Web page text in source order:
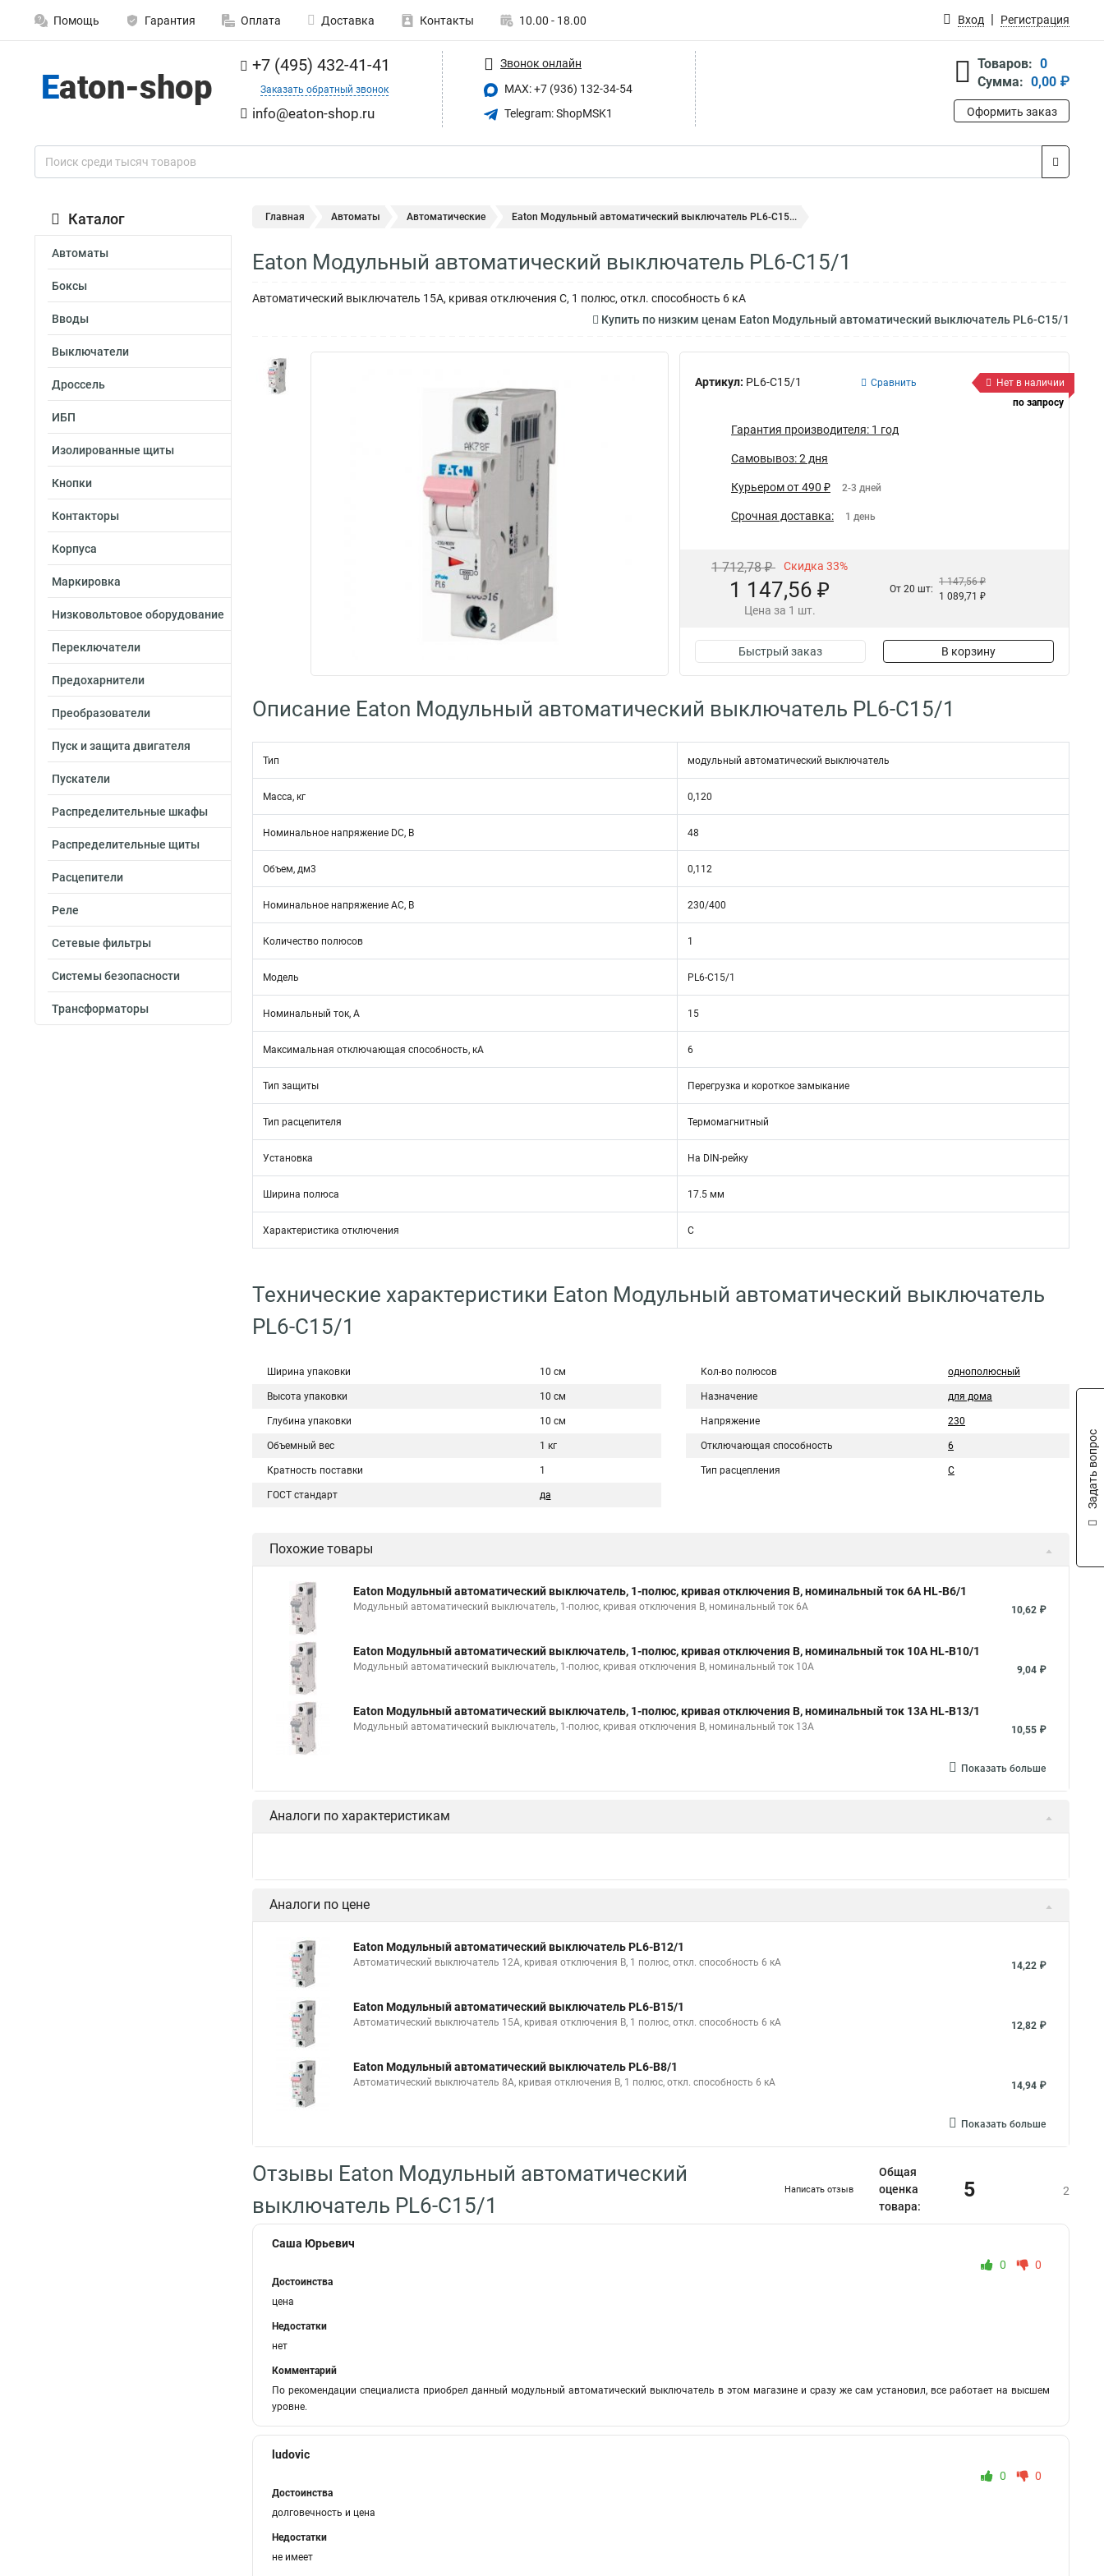
Помощь Гарантия Оплата Доставка Контакты 10.00 - 18.00 Вход Регистрация
+7 (495) 432-41-41
Заказать обратный звонок
info@eaton-shop.ru
Звонок онлайн
MAX: +7 (936) 132-34-54
Telegram: ShopMSK1
Товаров: 0
Сумма: 0,00 ₽
Оформить заказ
Каталог
Автоматы
Боксы
Вводы
Выключатели
Дроссель
ИБП
Изолированные щиты
Кнопки
Контакторы
Корпуса
Маркировка
Низковольтовое оборудование
Переключатели
Предохарнители
Преобразователи
Пуск и защита двигателя
Пускатели
Распределительные шкафы
Распределительные щиты
Расцепители
Реле
Сетевые фильтры
Системы безопасности
Трансформаторы
Главная Автоматы Автоматические Eaton Модульный автоматический выключатель PL6-C15...
Eaton Модульный автоматический выключатель PL6-C15/1
Автоматический выключатель 15А, кривая отключения C, 1 полюс, откл. способность 6 кА
Купить по низким ценам Eaton Модульный автоматический выключатель PL6-C15/1
Артикул: PL6-C15/1 Сравнить
Нет в наличии
по запросу
Гарантия производителя: 1 год
Самовывоз: 2 дня
Курьером от 490 ₽ 2-3 дней
Срочная доставка: 1 день
1 712,78 ₽ Скидка 33%
1 147,56 ₽
Цена за 1 шт.
От 20 шт:
1 147,56 ₽
1 089,71 ₽
Быстрый заказ В корзину
Описание Eaton Модульный автоматический выключатель PL6-C15/1
Тип модульный автоматический выключатель
Масса, кг 0,120
Номинальное напряжение DC, В 48
Объем, дм3 0,112
Номинальное напряжение АС, В 230/400
Количество полюсов 1
Модель PL6-C15/1
Номинальный ток, А 15
Максимальная отключающая способность, кА 6
Тип защиты Перегрузка и короткое замыкание
Тип расцепителя Термомагнитный
Установка На DIN-рейку
Ширина полюса 17.5 мм
Характеристика отключения C
Технические характеристики Eaton Модульный автоматический выключатель
PL6-C15/1
Ширина упаковки 10 см
Высота упаковки 10 см
Глубина упаковки 10 см
Объемный вес 1 кг
Кратность поставки 1
ГОСТ стандарт да
Кол-во полюсов однополюсный
Назначение для дома
Напряжение 230
Отключающая способность 6
Тип расцепления C
Похожие товары
Eaton Модульный автоматический выключатель, 1-полюс, кривая отключения B, номинальный ток 6А HL-B6/1
Модульный автоматический выключатель, 1-полюс, кривая отключения B, номинальный ток 6А 10,62 ₽
Eaton Модульный автоматический выключатель, 1-полюс, кривая отключения B, номинальный ток 10А HL-B10/1
Модульный автоматический выключатель, 1-полюс, кривая отключения B, номинальный ток 10А 9,04 ₽
Eaton Модульный автоматический выключатель, 1-полюс, кривая отключения B, номинальный ток 13А HL-B13/1
Модульный автоматический выключатель, 1-полюс, кривая отключения B, номинальный ток 13А 10,55 ₽
Показать больше
Аналоги по характеристикам
Аналоги по цене
Eaton Модульный автоматический выключатель PL6-B12/1
Автоматический выключатель 12А, кривая отключения B, 1 полюс, откл. способность 6 кА 14,22 ₽
Eaton Модульный автоматический выключатель PL6-B15/1
Автоматический выключатель 15А, кривая отключения B, 1 полюс, откл. способность 6 кА 12,82 ₽
Eaton Модульный автоматический выключатель PL6-B8/1
Автоматический выключатель 8А, кривая отключения B, 1 полюс, откл. способность 6 кА 14,94 ₽
Показать больше
Отзывы Eaton Модульный автоматический
выключатель PL6-C15/1
Написать отзыв
Общая
оценка
товара:
5 2
Саша Юрьевич
0
0
Достоинства
цена
Недостатки
нет
Комментарий
По рекомендации специалиста приобрел данный модульный автоматический выключатель в этом магазине и сразу же сам установил, все работает на высшем
уровне.
ludovic
0
0
Достоинства
долговечность и цена
Недостатки
не имеет
Задать вопрос